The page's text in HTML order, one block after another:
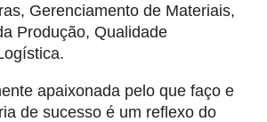
Gerenciamento de Materiais,
Produção, Qualidade
apaixonada pelo que faço e
de sucesso é um reflexo do